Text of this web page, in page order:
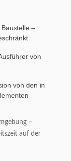
–
von
von den in
–
auf der